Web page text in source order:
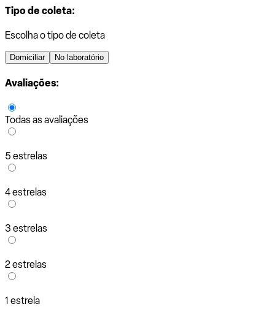
Tipo de coleta:
Escolha o tipo de coleta
Domiciliar No laboratório
Avaliações:
Todas as avaliações
5 estrelas
4 estrelas
3 estrelas
2 estrelas
1 estrela